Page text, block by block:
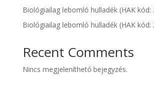
Biológiailag lebomló hulladék (HAK kód:
Biológiailag lebomló hulladék (HAK kód:
Recent Comments
Nincs megjeleníthető bejegyzés.